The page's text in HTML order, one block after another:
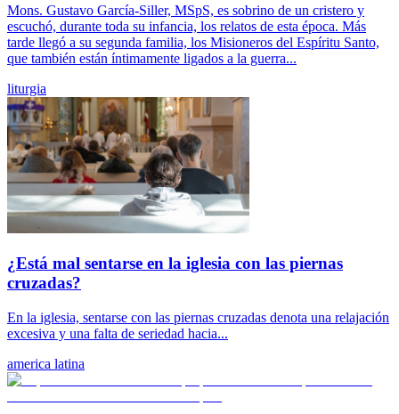
Mons. Gustavo García-Siller, MSpS, es sobrino de un cristero y
escuchó, durante toda su infancia, los relatos de esta época. Más
tarde llegó a su segunda familia, los Misioneros del Espíritu Santo,
que también están íntimamente ligados a la guerra...
liturgia
¿Está mal sentarse en la iglesia con las piernas
cruzadas?
En la iglesia, sentarse con las piernas cruzadas denota una relajación
excesiva y una falta de seriedad hacia...
america latina